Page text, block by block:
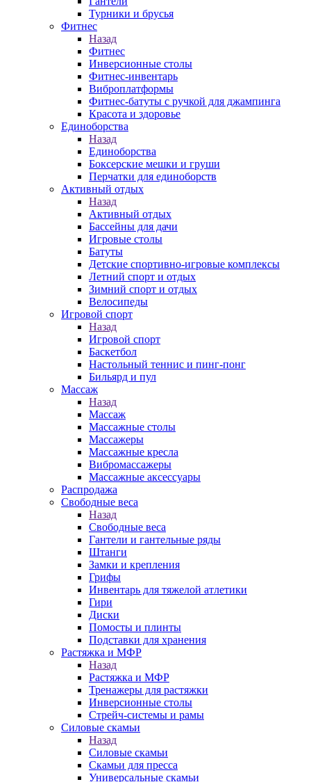
Турники и брусья
Фитнес
Назад
Фитнес
Инверсионные столы
Фитнес-инвентарь
Виброплатформы
Фитнес-батуты с ручкой для джампинга
Красота и здоровье
Единоборства
Назад
Единоборства
Боксерские мешки и груши
Перчатки для единоборств
Активный отдых
Назад
Активный отдых
Бассейны для дачи
Игровые столы
Батуты
Детские спортивно-игровые комплексы
Летний спорт и отдых
Зимний спорт и отдых
Велосипеды
Игровой спорт
Назад
Игровой спорт
Баскетбол
Настольный теннис и пинг-понг
Бильярд и пул
Массаж
Назад
Массаж
Массажные столы
Массажеры
Массажные кресла
Вибромассажеры
Массажные аксессуары
Распродажа
Свободные веса
Назад
Свободные веса
Гантели и гантельные ряды
Штанги
Замки и крепления
Грифы
Инвентарь для тяжелой атлетики
Гири
Диски
Помосты и плинты
Подставки для хранения
Растяжка и МФР
Назад
Растяжка и МФР
Тренажеры для растяжки
Инверсионные столы
Стрейч-системы и рамы
Силовые скамьи
Назад
Силовые скамьи
Скамьи для пресса
Универсальные скамьи